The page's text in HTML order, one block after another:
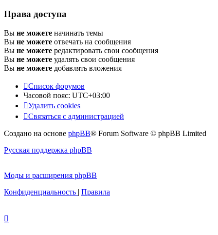
Права доступа
Вы не можете начинать темы
Вы не можете отвечать на сообщения
Вы не можете редактировать свои сообщения
Вы не можете удалять свои сообщения
Вы не можете добавлять вложения
Список форумов
Часовой пояс: UTC+03:00
Удалить cookies
Связаться с администрацией
Создано на основе phpBB® Forum Software © phpBB Limited
Русская поддержка phpBB
Моды и расширения phpBB
Конфиденциальность | Правила